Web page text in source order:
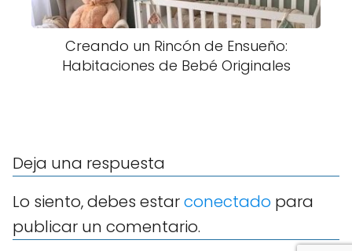
Creando un Rincón de Ensueño:
Habitaciones de Bebé Originales
Deja una respuesta
Lo siento, debes estarconectado para
publicar un comentario.